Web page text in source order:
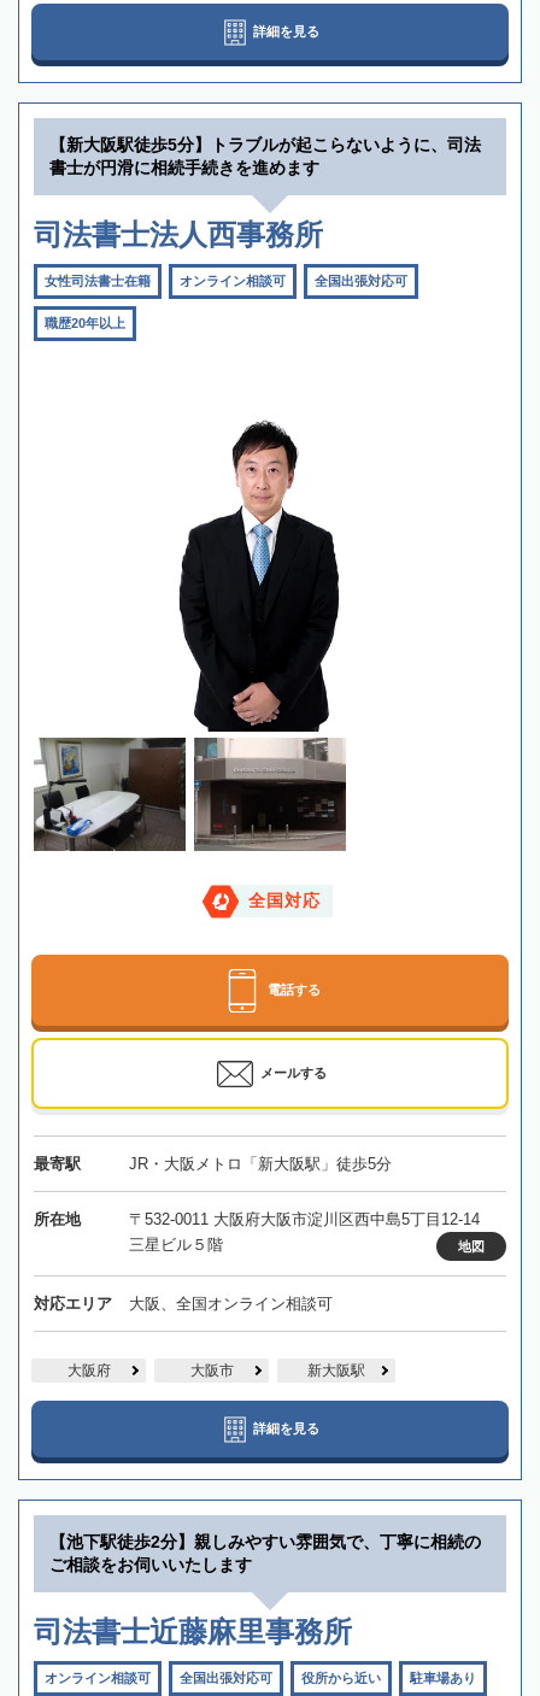
詳細を見る
【新大阪駅徒歩5分】トラブルが起こらないように、司法
書士が円滑に相続手続きを進めます
司法書士法人西事務所
女性司法書士在籍 オンライン相談可 全国出張対応可
職歴20年以上
全国対応
電話する
メールする
最寄駅 JR・大阪メトロ「新大阪駅」徒歩5分
所在地
〒532-0011 大阪府大阪市淀川区西中島5丁目12-14
三星ビル５階
地図
対応エリア 大阪、全国オンライン相談可
大阪府 大阪市 新大阪駅
詳細を見る
【池下駅徒歩2分】親しみやすい雰囲気で、丁寧に相続の
ご相談をお伺いいたします
司法書士近藤麻里事務所
オンライン相談可 全国出張対応可 役所から近い 駐車場あり